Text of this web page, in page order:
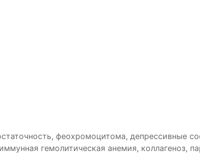
феохромоцитома, депрессивные
гемолитическая анемия, коллагеноз,